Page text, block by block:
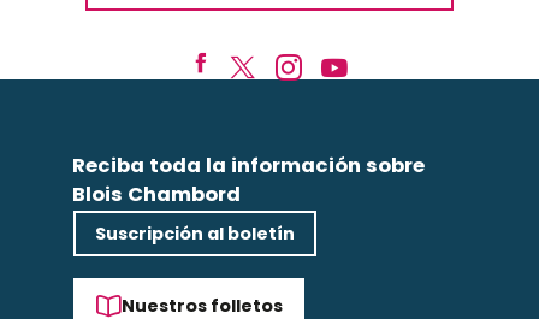
Reciba toda la información sobre
Blois Chambord
Suscripción al boletín
Nuestros folletos